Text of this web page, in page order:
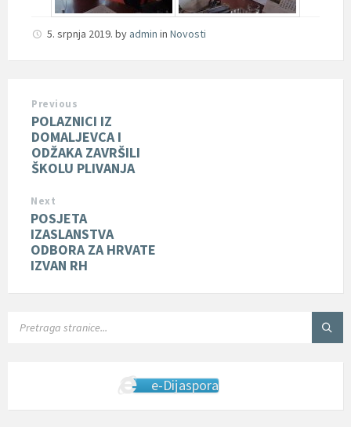
5. srpnja 2019. by admin in Novosti
Previous
POLAZNICI IZ
DOMALJEVCA I
ODŽAKA ZAVRŠILI
ŠKOLU PLIVANJA
Next
POSJETA
IZASLANSTVA
ODBORA ZA HRVATE
IZVAN RH
e-Dijaspora